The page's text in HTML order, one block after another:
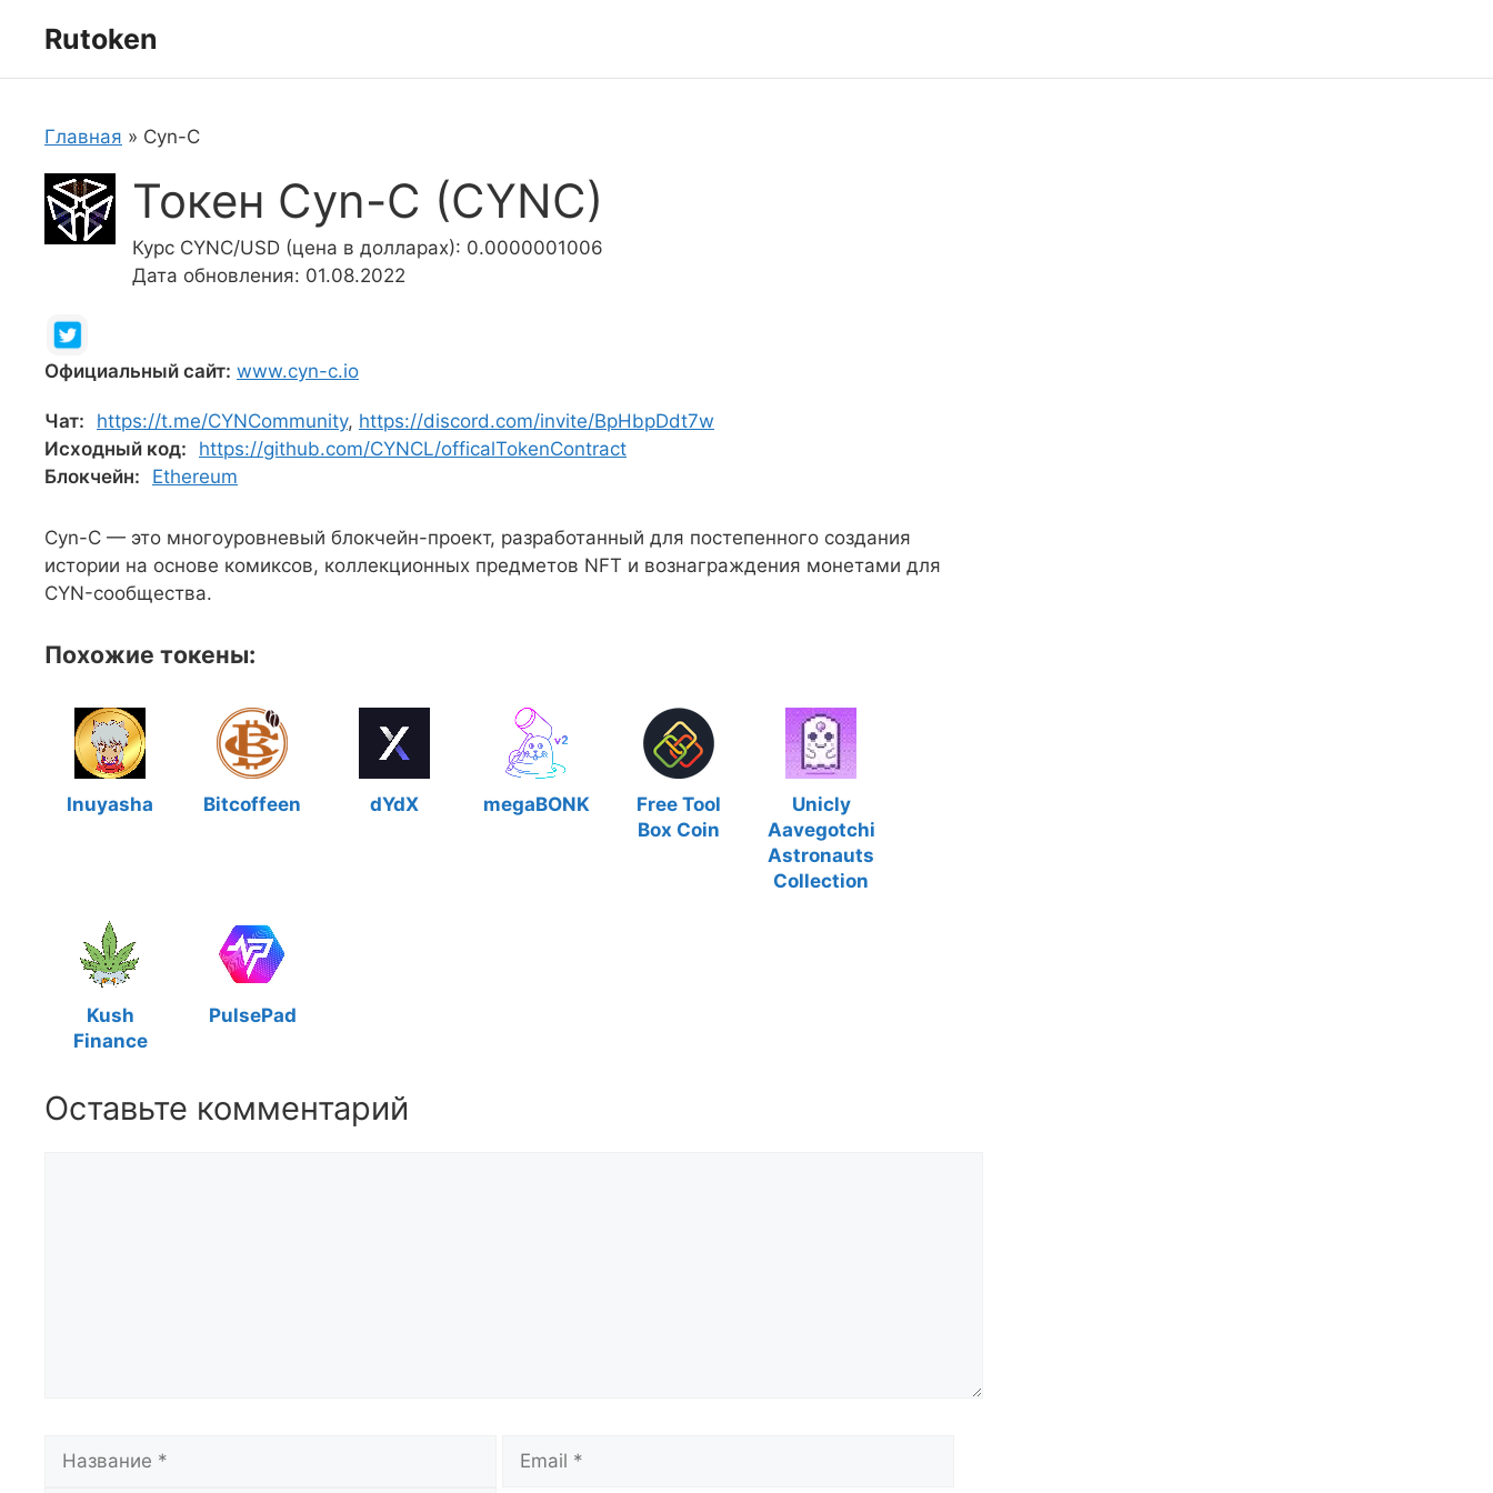
Rutoken
Главная » Cyn-C
Токен Cyn-C (CYNC)
Курс CYNC/USD (цена в долларах): 0.0000001006
Дата обновления: 01.08.2022
Официальный сайт: www.cyn-c.io
Чат: https://t.me/CYNCommunity, https://discord.com/invite/BpHbpDdt7w
Исходный код:
https://github.com/CYNCL/officalTokenContract
Блокчейн:
Ethereum
Cyn-C — это многоуровневый блокчейн-проект, разработанный для постепенного создания
истории на основе комиксов, коллекционных предметов NFT и вознаграждения монетами для
CYN-сообщества.
Похожие токены:
Inuyasha Bitcoffeen dYdX megaBONK
Free Tool
Box Coin
Unicly
Aavegotchi
Astronauts
Collection
Kush
Finance
PulsePad
Оставьте комментарий